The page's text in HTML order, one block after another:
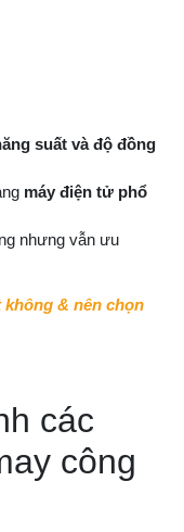
suất và độ đồng
máy điện tử phổ
nhưng vẫn ưu
không & nên chọn
các
công